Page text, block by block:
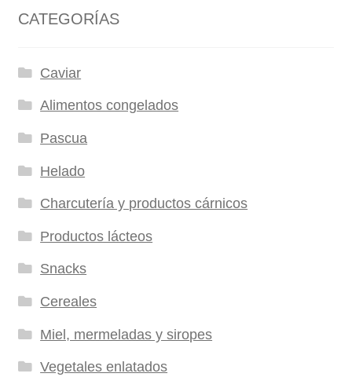
CATEGORÍAS
Caviar
Alimentos congelados
Pascua
Helado
Charcutería y productos cárnicos
Productos lácteos
Snacks
Cereales
Miel, mermeladas y siropes
Vegetales enlatados